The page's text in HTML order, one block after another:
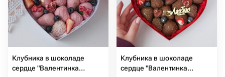
Клубника в шоколаде
сердце "Валентинка
Клубника в шоколаде
сердце "Валентинка